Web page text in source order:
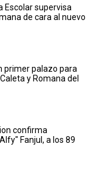
Escolar supervisa
de cara al nuevo
primer palazo para
y Romana del
confirma
Fanjul, a los 89